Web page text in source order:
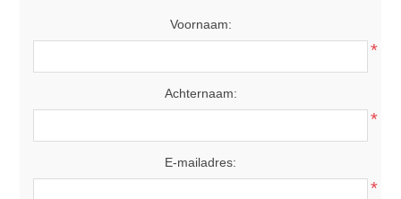
Voornaam:
*
Achternaam:
*
E-mailadres:
*